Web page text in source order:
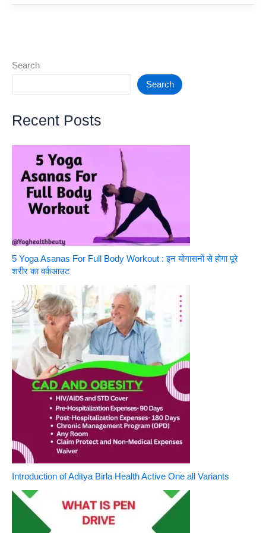
Review
Make
Good
Search
Search
Recent Posts
5 Yoga Asanas For Full Body Workout : इन योगासनों से होगा पूरे
शरीर का वर्कआउट
Introduction of Aditya Birla Health Active One all Variants